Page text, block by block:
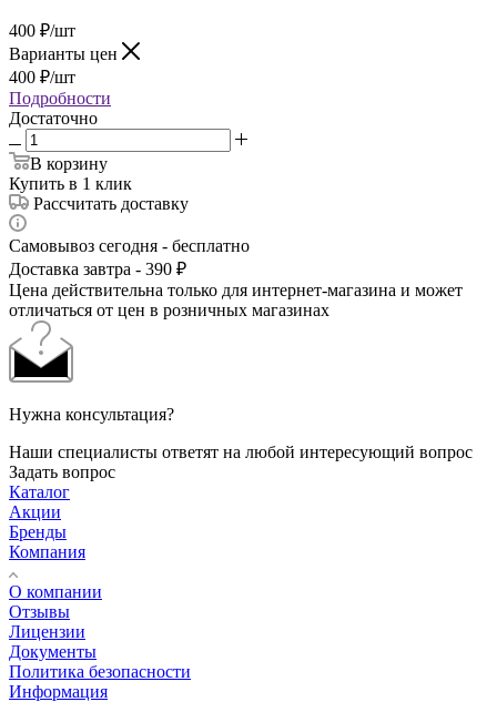
400 ₽/шт
Варианты цен
400 ₽/шт
Подробности
Достаточно
В корзину
Купить в 1 клик
Рассчитать доставку
Самовывоз сегодня - бесплатно
Доставка завтра - 390 ₽
Цена действительна только для интернет-магазина и может
отличаться от цен в розничных магазинах
Нужна консультация?
Наши специалисты ответят на любой интересующий вопрос
Задать вопрос
Каталог
Акции
Бренды
Компания
О компании
Отзывы
Лицензии
Документы
Политика безопасности
Информация